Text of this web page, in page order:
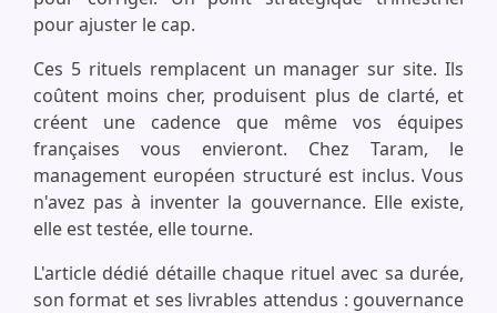
pour ajuster le cap.
Ces 5 rituels remplacent un manager sur site. Ils
coûtent moins cher, produisent plus de clarté, et
créent une cadence que même vos équipes
françaises vous envieront. Chez Taram, le
management européen structuré est inclus. Vous
n'avez pas à inventer la gouvernance. Elle existe,
elle est testée, elle tourne.
L'article dédié détaille chaque rituel avec sa durée,
son format et ses livrables attendus : gouvernance